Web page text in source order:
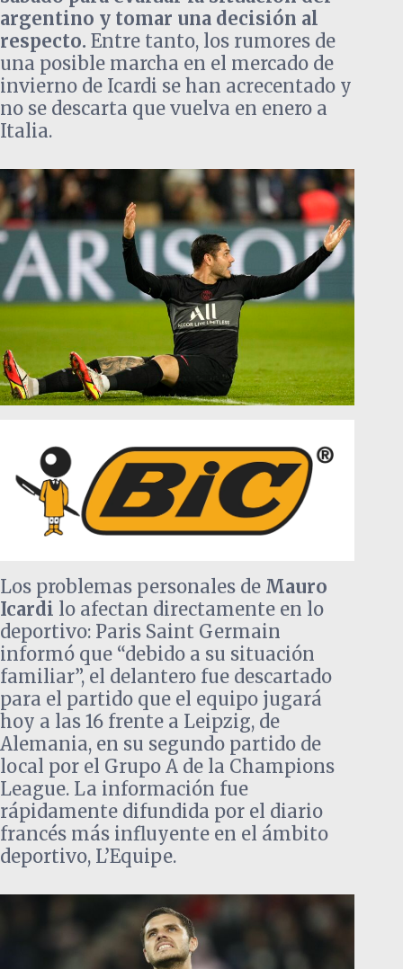
argentino y tomar una decisión al
respecto. Entre tanto, los rumores de
una posible marcha en el mercado de
invierno de Icardi se han acrecentado y
no se descarta que vuelva en enero a
Italia.
Los problemas personales de Mauro
Icardi lo afectan directamente en lo
deportivo: Paris Saint Germain
informó que “debido a su situación
familiar”, el delantero fue descartado
para el partido que el equipo jugará
hoy a las 16 frente a Leipzig, de
Alemania, en su segundo partido de
local por el Grupo A de la Champions
League. La información fue
rápidamente difundida por el diario
francés más influyente en el ámbito
deportivo, L’Equipe.